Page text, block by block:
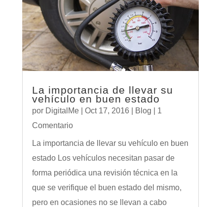
La importancia de llevar su
vehículo en buen estado
por DigitalMe| Oct 17, 2016 Blog | 1
Comentario
La importancia de llevar su vehículo en buen
estado Los vehículos necesitan pasar de
forma periódica una revisión técnica en la
que se verifique el buen estado del mismo,
pero en ocasiones no se llevan a cabo